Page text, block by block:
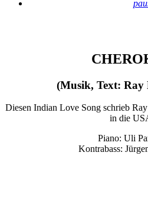
(Musik, Text: Ray
Diesen Indian Love Song schrieb
in die
Piano: Uli
Kontrabass: